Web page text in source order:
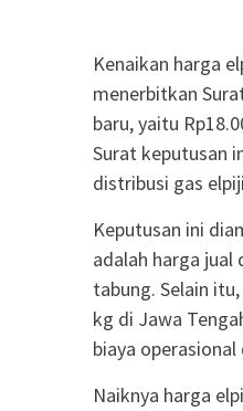
Kenaikan harga
menerbitkan
baru, yaitu
Surat keputusan
distribusi gas
Keputusan ini
adalah harga jual
tabung. Selain
kg di Jawa
biaya
Naiknya harga